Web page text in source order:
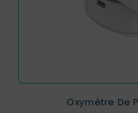
Oxymètre De